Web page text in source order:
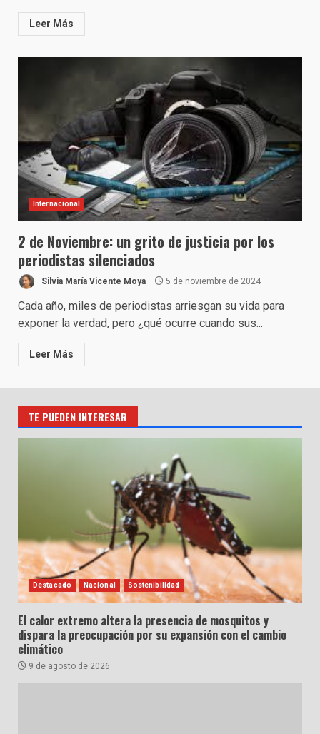
Leer Más
Internacional
2 de Noviembre: un grito de justicia por los
periodistas silenciados
Silvia María Vicente Moya 5 de noviembre de 2024
Cada año, miles de periodistas arriesgan su vida para
exponer la verdad, pero ¿qué ocurre cuando sus...
Leer Más
TE PUEDEN INTERESAR
Destacado Nacional Sostenibilidad
El calor extremo altera la presencia de mosquitos y
dispara la preocupación por su expansión con el cambio
climático
9 de agosto de 2026